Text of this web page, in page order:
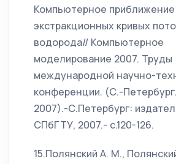
Компьютерное приближение
экстракционных кривых
водорода// Компьютерное
моделирование 2007. Труды
международной научно-
конференции. (С.-
2007).-С.Петербург:
СПбГТУ, 2007.- с.120-126.
15.Полянский А. М.,